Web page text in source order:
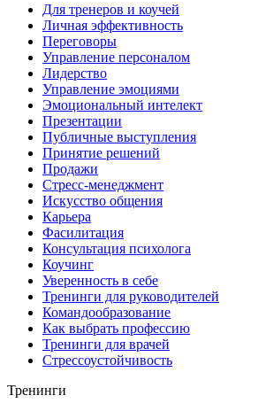
Для тренеров и коучей
Личная эффективность
Переговоры
Управление персоналом
Лидерство
Управление эмоциями
Эмоциональный интелект
Презентации
Публичные выступления
Принятие решений
Продажи
Стресс-менеджмент
Искусство общения
Карьера
Фасилитация
Консультация психолога
Коучинг
Уверенность в себе
Тренинги для руководителей
Командообразование
Как выбрать профессию
Тренинги для врачей
Стрессоустойчивость
Тренинги